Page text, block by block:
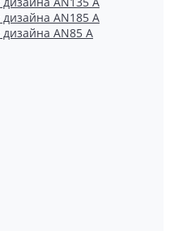
дизайна АN185 А
дизайна АN85 А